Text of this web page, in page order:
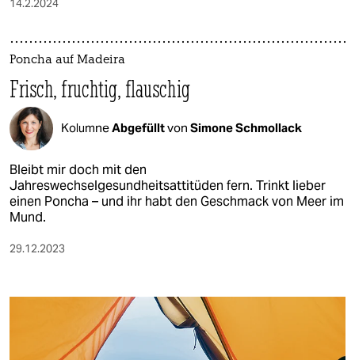
Poncha auf Madeira
Frisch, fruchtig, flauschig
KolumneAbgefülltvon Simone Schmollack
Bleibt mir doch mit den
Jahreswechselgesundheitsattitüden fern. Trinkt lieber
einen Poncha – und ihr habt den Geschmack von Meer im
Mund.
29.12.2023